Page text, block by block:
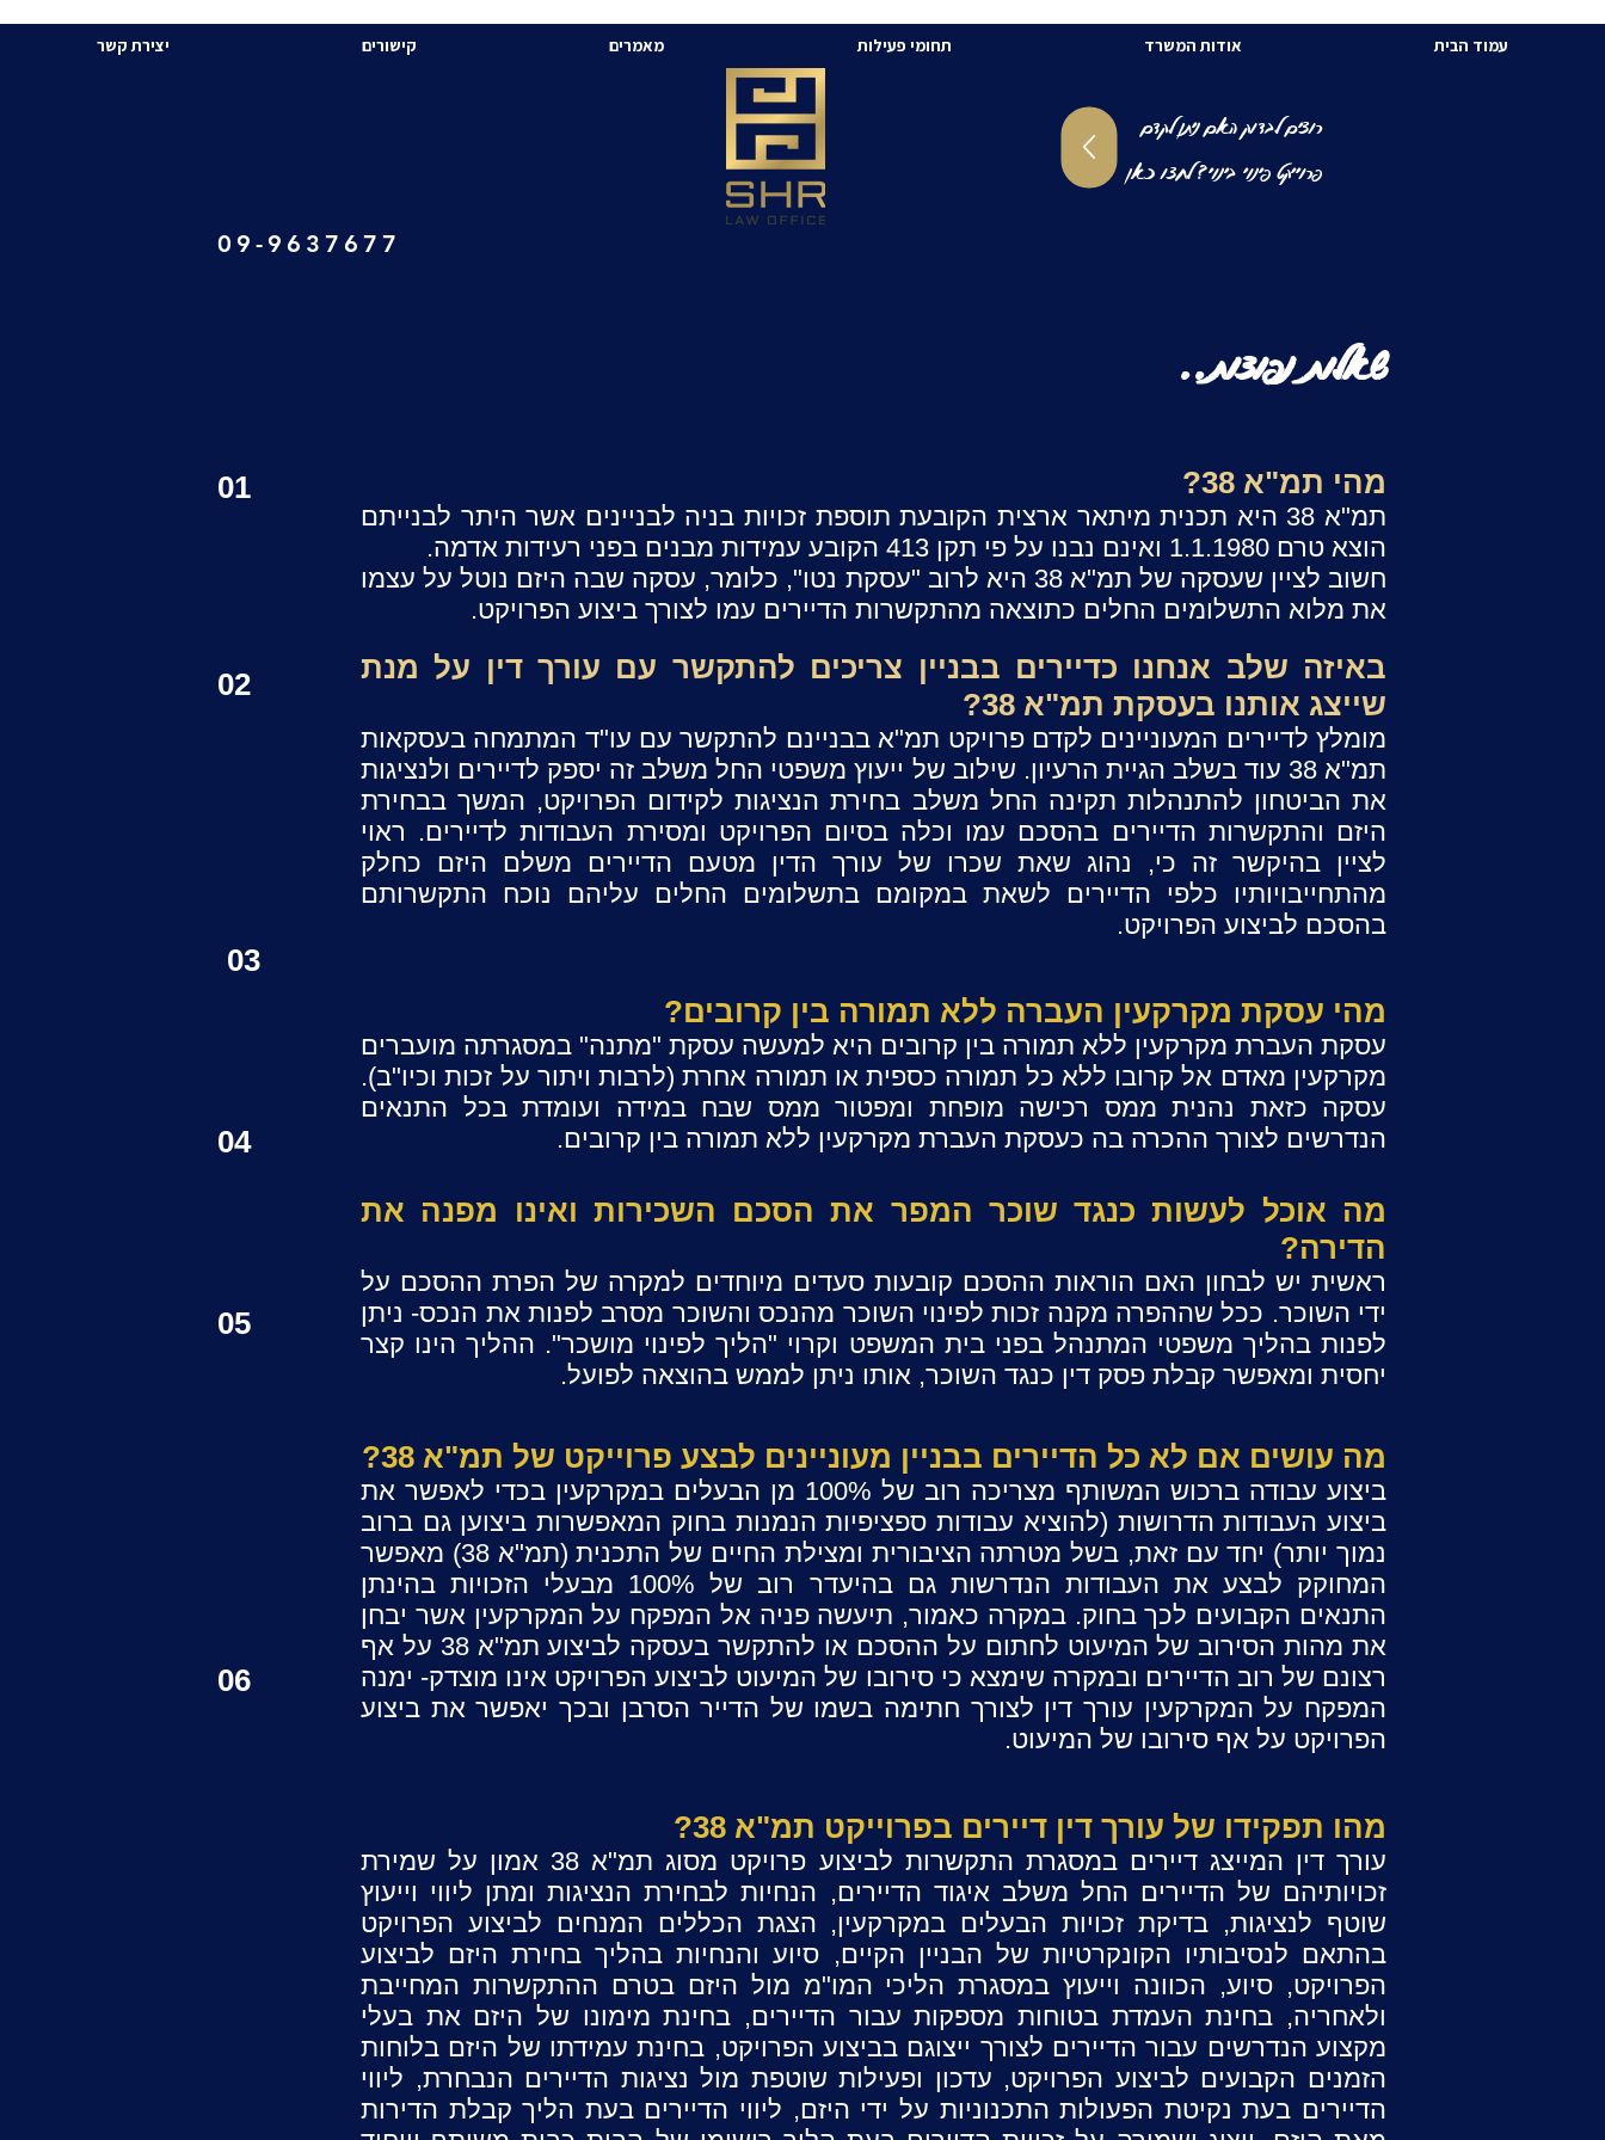
עמוד הבית אודות המשרד תחומי פעילות מאמרים קישורים יצירת קשר
רוצים לבדוק האם ניתן לקדם
פרוייקט פינוי בינוי? לחצו כאן
09-9637677
שאלות נפוצות..
01 מהי תמ"א 38?
ת
מ"א 38 היא תכנית מיתאר ארצית הקובעת תוספת זכויות בניה לבניינים אשר היתר לבנייתם
הוצא טרם 1.1.1980 ואינם נבנו על פי תקן 413 הקובע עמידות מבנים בפני רעידות אדמה.
חשוב לציין שעסקה של תמ"א 38 היא לרוב "עסקת נטו", כלומר, עסקה שבה היזם נוטל על עצמו
את מלוא התשלומים החלים כתוצאה מהתקשרות הדיירים עמו לצורך ביצוע הפרויקט.
02
באיזה שלב אנחנו כדיירים בבניין צריכים להתקשר עם עורך דין על מנת
שייצג אותנו בעסקת תמ"א 38?
מומלץ לדיירים המעוניינים לקדם פרויקט תמ"א בבניינם להתקשר עם עו"ד המתמחה בעסקאות
תמ"א 38 עוד בשלב הגיית הרעיון. שילוב של ייעוץ משפטי החל משלב זה יספק לדיירים ולנציגות
את הביטחון להתנהלות תקינה החל משלב בחירת הנציגות לקידום הפרויקט, המשך בבחירת
היזם והתקשרות הדיירים בהסכם עמו וכלה בסיום הפרויקט ומסירת העבודות לדיירים. ראוי
לציין בהיקשר זה כי, נהוג שאת שכרו של עורך הדין מטעם הדיירים משלם היזם כחלק
מהתחייבויותיו כלפי הדיירים לשאת במקומם בתשלומים החלים עליהם נוכח התקשרותם
בהסכם לביצוע הפרויקט.
03
04
מהי עסקת מקרקעין העברה ללא תמורה בין קרובים?
עסקת העברת מקרקעין ללא תמורה בין קרובים היא למעשה עסקת "מתנה" במסגרתה מועברים
מקרקעין מאדם אל קרובו ללא כל תמורה כספית או תמורה אחרת (לרבות ויתור על זכות וכיו"ב).
עסקה כזאת נהנית ממס רכישה מופחת ומפטור ממס שבח במידה ועומדת בכל התנאים
הנדרשים לצורך ההכרה בה כעסקת העברת מקרקעין ללא תמורה בין קרובים.
05
מה אוכל לעשות כנגד שוכר המפר את הסכם השכירות ואינו מפנה את
הדירה?
ראשית יש לבחון האם הוראות ההסכם קובעות סעדים מיוחדים למקרה של הפרת ההסכם על
ידי השוכר. ככל שההפרה מקנה זכות לפינוי השוכר מהנכס והשוכר מסרב לפנות את הנכס- ניתן
לפנות בהליך משפטי המתנהל בפני בית המשפט וקרוי "הליך לפינוי מושכר". ההליך הינו קצר
יחסית ומאפשר קבלת פסק דין כנגד השוכר, אותו ניתן לממש בהוצאה לפועל.
06
מה עושים אם לא כל הדיירים בבניין מעוניינים לבצע פרוייקט של תמ"א 38?
ביצו
ע עבודה ברכוש המשותף מצריכה רוב של 100% מן הבעלים במקרקעין בכדי לאפשר את
ביצוע העבודות הדרושות (להוציא עבודות ספציפיות הנמנות בחוק המאפשרות ביצוען גם ברוב
נמוך יותר) יחד עם זאת, בשל מטרתה הציבורית ומצילת החיים של התכנית (תמ"א 38) מאפשר
המחוקק לבצע את העבודות הנדרשות גם בהיעדר רוב של 100% מבעלי הזכויות בהינתן
התנאים הקבועים לכך בחוק. במקרה כאמור, תיעשה פניה אל המפקח על המקרקעין אשר יבחן
את מהות הסירוב של המיעוט לחתום על ההסכם או להתקשר בעסקה לביצוע תמ"א 38 על אף
רצונם של רוב הדיירים ובמקרה שימצא כי סירובו של המיעוט לביצוע הפרויקט אינו מוצדק- ימנה
המפקח על המקרקעין עורך דין לצורך חתימה בשמו של הדייר הסרבן ובכך יאפשר את ביצוע
הפרויקט על אף סירובו של המיעוט.
מהו תפקידו של עורך דין דיירים בפרוייקט תמ"א 38?
עורך דין המייצג דיירים במסגרת התקשרות לביצוע פרויקט מסוג תמ"א 38 אמון על שמירת
זכויותיהם של הדיירים החל משלב איגוד הדיירים, הנחיות לבחירת הנציגות ומתן ליווי וייעוץ
שוטף לנציגות, בדיקת זכויות הבעלים במקרקעין, הצגת הכללים המנחים לביצוע הפרויקט
בהתאם לנסיבותיו הקונקרטיות של הבניין הקיים, סיוע והנחיות בהליך בחירת היזם לביצוע
הפרויקט, סיוע, הכוונה וייעוץ במסגרת הליכי המו"מ מול היזם בטרם ההתקשרות המחייבת
ולאחריה, בחינת העמדת בטוחות מספקות עבור הדיירים, בחינת מימונו של היזם את בעלי
מקצוע הנדרשים עבור הדיירים לצורך ייצוגם בביצוע הפרויקט, בחינת עמידתו של היזם בלוחות
הזמנים הקבועים לביצוע הפרויקט, עדכון ופעילות שוטפת מול נציגות הדיירים הנבחרת, ליווי
הדיירים בעת נקיטת הפעולות התכנוניות על ידי היזם, ליווי הדיירים בעת הליך קבלת הדירות